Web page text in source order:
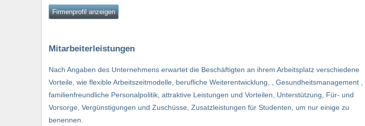
Firmenprofil anzeigen
Mitarbeiterleistungen
Nach Angaben des Unternehmens erwartet die Beschäftigten an ihrem Arbeitsplatz verschiedene
Vorteile, wie flexible Arbeitszeitmodelle, berufliche Weiterentwicklung, , Gesundheitsmanagement ,
familienfreundliche Personalpolitik, attraktive Leistungen und Vorteilen, Unterstützung, Für- und
Vorsorge, Vergünstigungen und Zuschüsse, Zusatzleistungen für Studenten, um nur einige zu
benennen.